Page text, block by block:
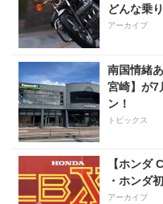
どんな乗
アーカイブ
南国情緒
宮崎】が7
ン！
トピックス
【ホンダ
・ホンダ
アーカイブ